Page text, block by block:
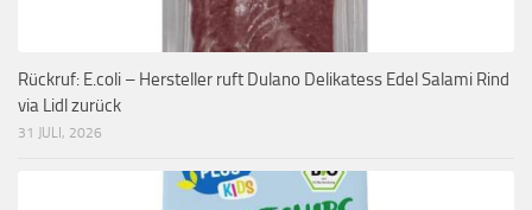
Rückruf: E.coli – Hersteller ruft Dulano Delikatess Edel Salami Rind
via Lidl zurück
31 JULI, 2026